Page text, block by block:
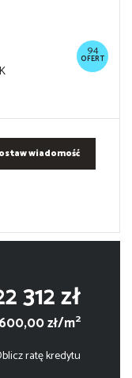
94
OFERT
wiadomość
312 zł
zł/m2
ratę kredytu